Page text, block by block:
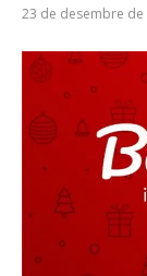
23 de desembre de